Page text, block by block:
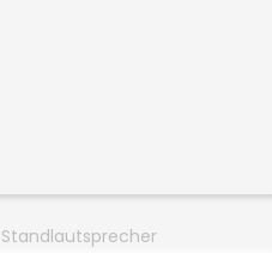
Standlautsprecher